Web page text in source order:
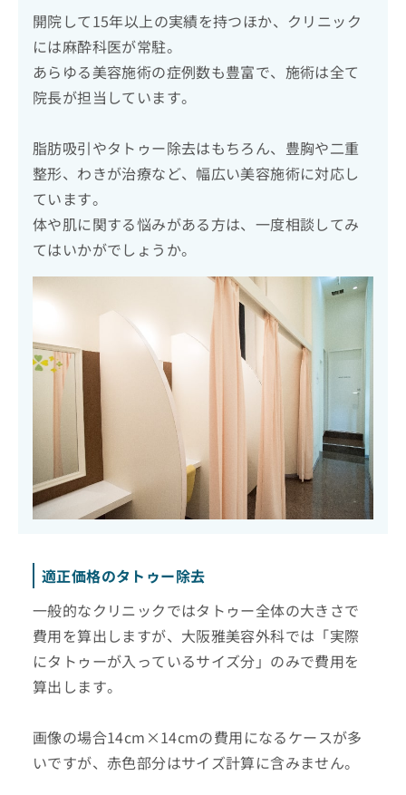
開院して15年以上の実績を持つほか、クリニック
には麻酔科医が常駐。
あらゆる美容施術の症例数も豊富で、施術は全て
院長が担当しています。
脂肪吸引やタトゥー除去はもちろん、豊胸や二重
整形、わきが治療など、幅広い美容施術に対応し
ています。
体や肌に関する悩みがある方は、一度相談してみ
てはいかがでしょうか。
適正価格のタトゥー除去
一般的なクリニックではタトゥー全体の大きさで
費用を算出しますが、大阪雅美容外科では「実際
にタトゥーが入っているサイズ分」のみで費用を
算出します。
画像の場合14cm×14cmの費用になるケースが多
いですが、赤色部分はサイズ計算に含みません。